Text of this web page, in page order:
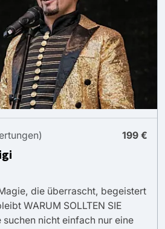
199 €
die überrascht, begeistert
WARUM SOLLTEN SIE
suchen nicht einfach nur eine